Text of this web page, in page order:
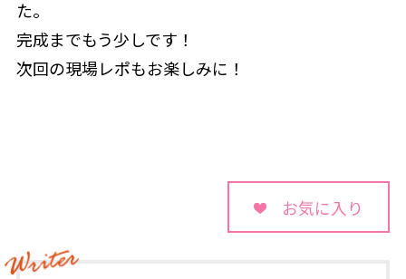
た。
完成までもう少しです！
次回の現場レポもお楽しみに！
お気に入り